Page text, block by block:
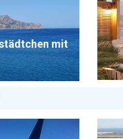
mit